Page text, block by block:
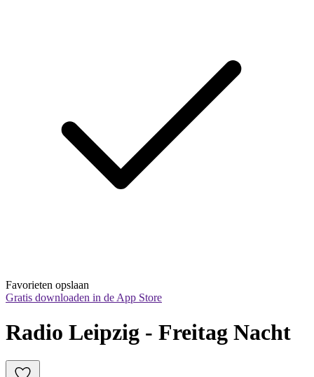
Favorieten opslaan
Gratis downloaden in de App Store
Radio Leipzig - Freitag Nacht